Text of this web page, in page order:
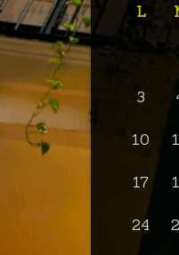
L
3
10
17
24